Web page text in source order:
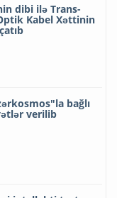
dibi ilə Trans-
Kabel Xəttinin
bağlı
verilib